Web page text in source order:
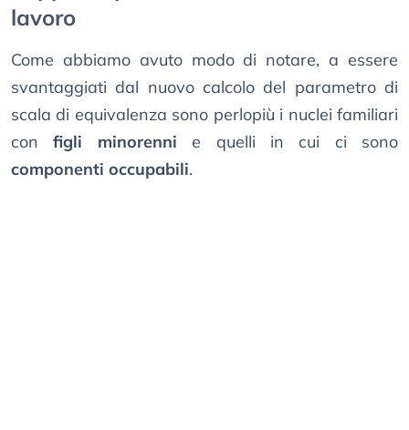
lavoro
Come abbiamo avuto modo di notare, a essere
svantaggiati dal nuovo calcolo del parametro di
scala di equivalenza sono perlopiù i nuclei familiari
configli minorenni e quelli in cui ci sono
componenti occupabili.